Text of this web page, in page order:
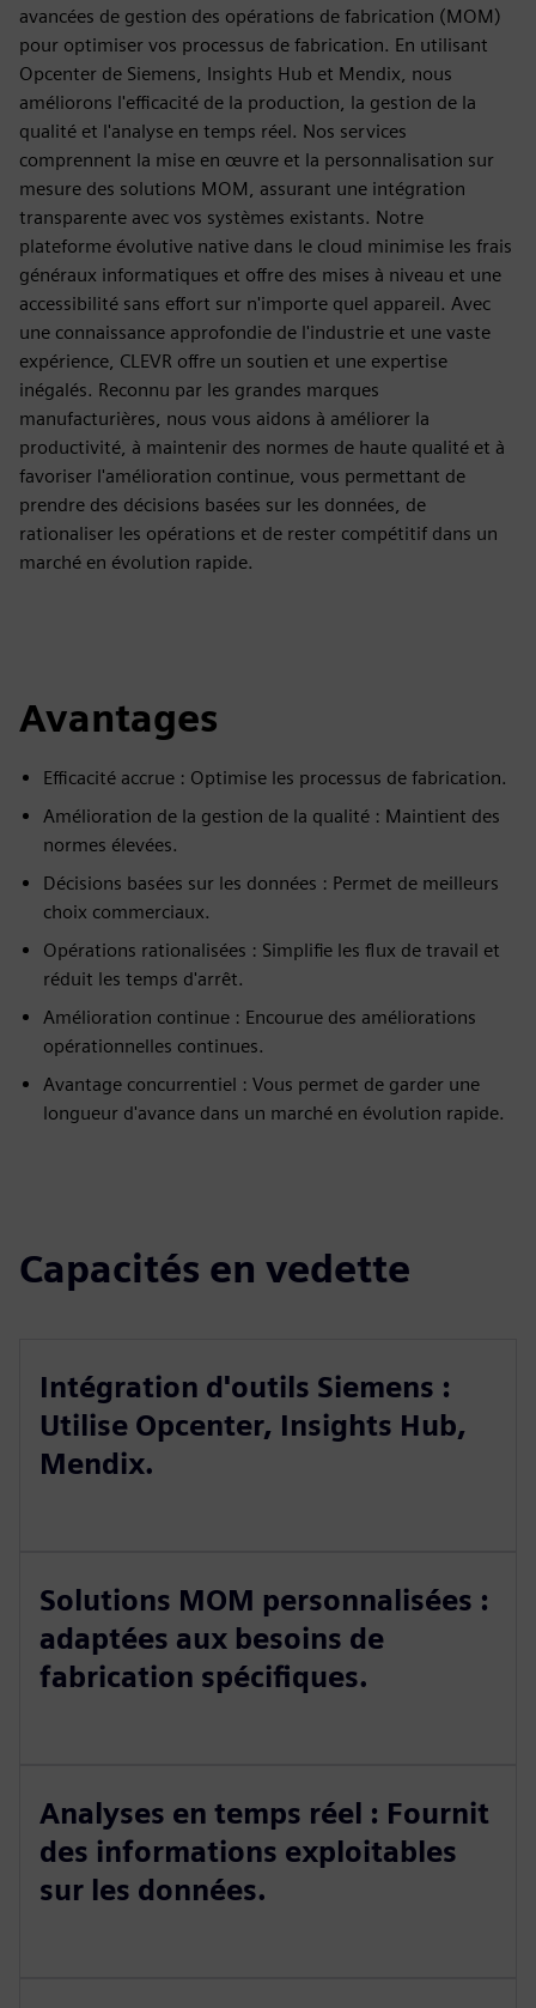
avancées de gestion des opérations de fabrication (MOM)
pour optimiser vos processus de fabrication. En utilisant
Opcenter de Siemens, Insights Hub et Mendix, nous
améliorons l'efficacité de la production, la gestion de la
qualité et l'analyse en temps réel. Nos services
comprennent la mise en œuvre et la personnalisation sur
mesure des solutions MOM, assurant une intégration
transparente avec vos systèmes existants. Notre
plateforme évolutive native dans le cloud minimise les frais
généraux informatiques et offre des mises à niveau et une
accessibilité sans effort sur n'importe quel appareil. Avec
une connaissance approfondie de l'industrie et une vaste
expérience, CLEVR offre un soutien et une expertise
inégalés. Reconnu par les grandes marques
manufacturières, nous vous aidons à améliorer la
productivité, à maintenir des normes de haute qualité et à
favoriser l'amélioration continue, vous permettant de
prendre des décisions basées sur les données, de
rationaliser les opérations et de rester compétitif dans un
marché en évolution rapide.
Avantages
Efficacité accrue : Optimise les processus de fabrication.
Amélioration de la gestion de la qualité : Maintient des
normes élevées.
Décisions basées sur les données : Permet de meilleurs
choix commerciaux.
Opérations rationalisées : Simplifie les flux de travail et
réduit les temps d'arrêt.
Amélioration continue : Encourue des améliorations
opérationnelles continues.
Avantage concurrentiel : Vous permet de garder une
longueur d'avance dans un marché en évolution rapide.
Capacités en vedette
Intégration d'outils Siemens :
Utilise Opcenter, Insights Hub,
Mendix.
Solutions MOM personnalisées :
adaptées aux besoins de
fabrication spécifiques.
Analyses en temps réel : Fournit
des informations exploitables
sur les données.